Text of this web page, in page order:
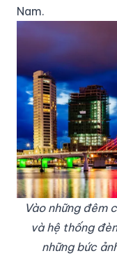
Nam.
Vào những đêm
và hệ thống
những bức